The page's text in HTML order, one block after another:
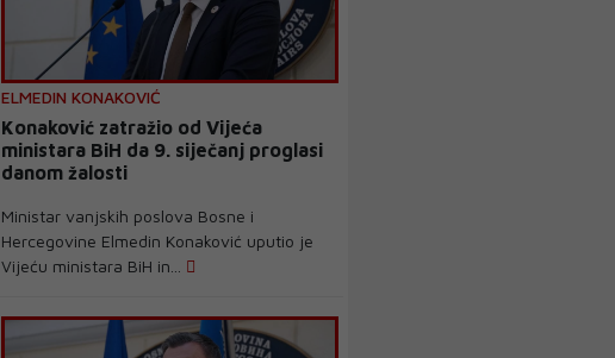
ELMEDIN KONAKOVIĆ
Konaković zatražio od Vijeća
ministara BiH da 9. siječanj proglasi
danom žalosti
Ministar vanjskih poslova Bosne i
Hercegovine Elmedin Konaković uputio je
Vijeću ministara BiH in...